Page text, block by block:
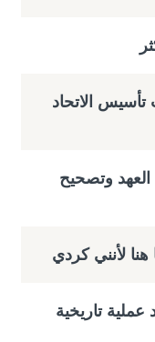
الاتحاد
وتصحيح
لأنني كردي
تاريخية